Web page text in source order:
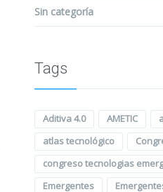
Sin categoría
Tags
Aditiva 4.0 AMETIC
atlas tecnológico
congreso tecnologias
Emergentes